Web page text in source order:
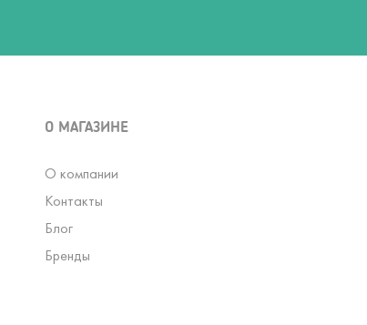
О МАГАЗИНЕ
О компании
Контакты
Блог
Бренды